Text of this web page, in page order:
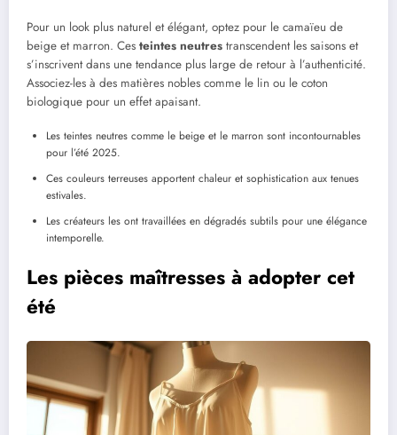
Pour un look plus naturel et élégant, optez pour le camaïeu de
beige et marron. Ces teintes neutres transcendent les saisons et
s’inscrivent dans une tendance plus large de retour à l’authenticité.
Associez-les à des matières nobles comme le lin ou le coton
biologique pour un effet apaisant.
Les teintes neutres comme le beige et le marron sont incontournables
pour l’été 2025.
Ces couleurs terreuses apportent chaleur et sophistication aux tenues
estivales.
Les créateurs les ont travaillées en dégradés subtils pour une élégance
intemporelle.
Les pièces maîtresses à adopter cet
été